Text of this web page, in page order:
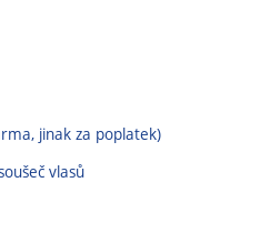
jinak za poplatek)
vlasů